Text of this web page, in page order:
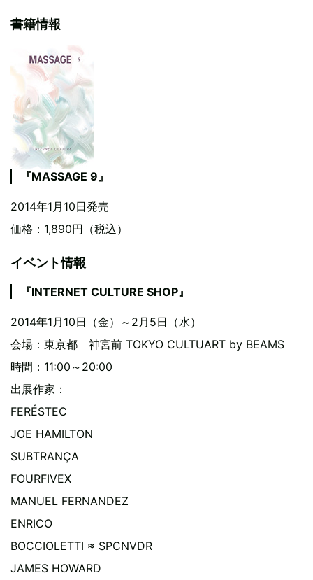
書籍情報
『MASSAGE 9』
2014年1月10日発売
価格：1,890円（税込）
イベント情報
『INTERNET CULTURE SHOP』
2014年1月10日（金）～2月5日（水）
会場：東京都 神宮前 TOKYO CULTUART by BEAMS
時間：11:00～20:00
出展作家：
FERÉSTEC
JOE HAMILTON
SUBTRANÇA
FOURFIVEX
MANUEL FERNANDEZ
ENRICO
BOCCIOLETTI ≈ SPCNVDR
JAMES HOWARD